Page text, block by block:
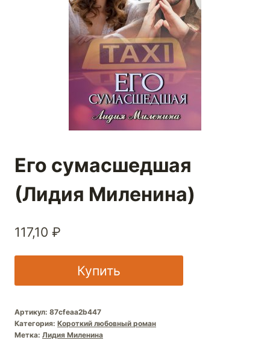
Его сумасшедшая
(Лидия Миленина)
117,10 ₽
Купить
Артикул: 87cfeaa2b447
Категория: Короткий любовный роман
Метка: Лидия Миленина